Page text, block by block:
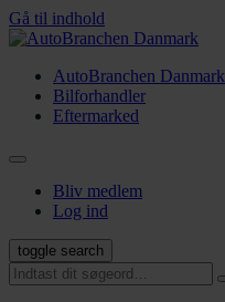
Gå til indhold
AutoBranchen Danmark
Bilforhandler
Eftermarked
Bliv medlem
Log ind
toggle search